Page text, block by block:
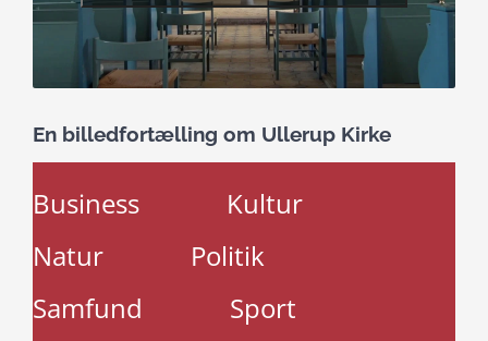
En billedfortælling om Ullerup Kirke
Business
Kultur
Natur
Politik
Samfund
Sport